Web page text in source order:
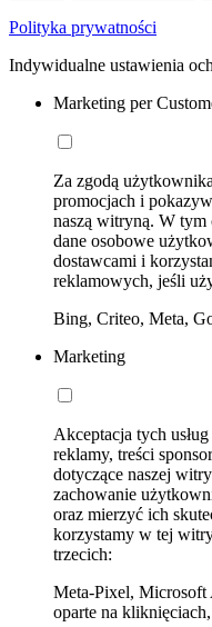
Polityka prywatności
Indywidualne ustawienia
Marketing per
Za zgodą
promocjach i
naszą witryną. W tym
dane osobowe
dostawcami i
reklamowych, jeśli
Bing, Criteo, Meta,
Marketing
Akceptacja tych
reklamy, treści
dotyczące naszej
zachowanie
oraz mierzyć ich
korzystamy w tej
trzecich:
Meta-Pixel, Microsoft
oparte na